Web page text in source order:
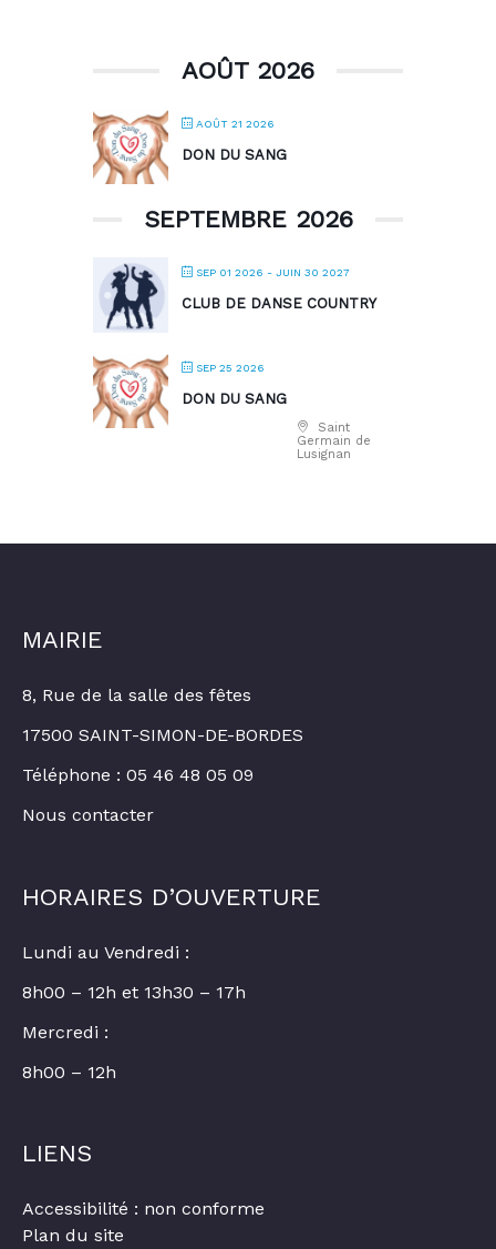
AOÛT 2026
AOÛT 21 2026
DON DU SANG
SEPTEMBRE 2026
SEP 01 2026 - JUIN 30 2027
CLUB DE DANSE COUNTRY
SEP 25 2026
DON DU SANG
Saint
Germain de
Lusignan
MAIRIE
8, Rue de la salle des fêtes
17500 SAINT-SIMON-DE-BORDES
Téléphone : 05 46 48 05 09
Nous contacter
HORAIRES D’OUVERTURE
Lundi au Vendredi :
8h00 – 12h et 13h30 – 17h
Mercredi :
8h00 – 12h
LIENS
Accessibilité : non conforme
Plan du site